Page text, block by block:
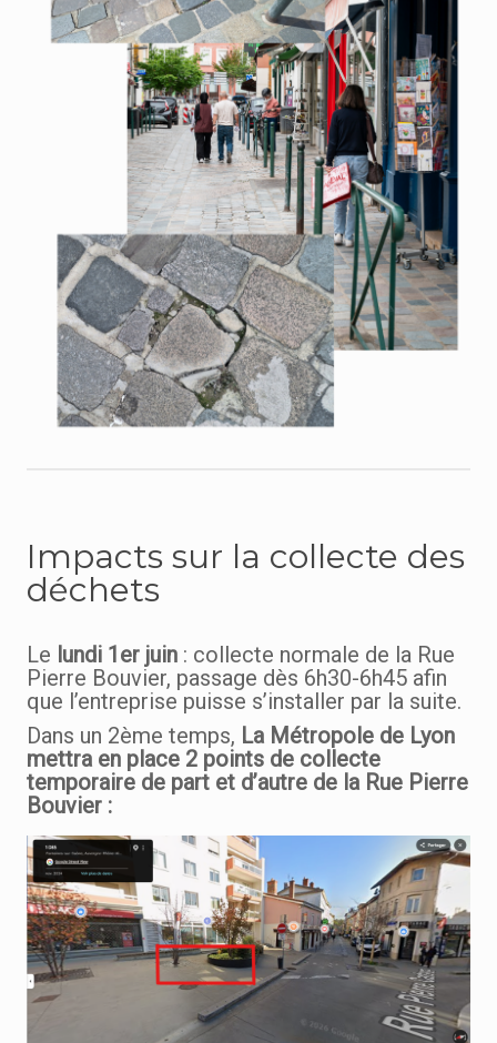
Impacts sur la collecte des
déchets
Le lundi 1er juin : collecte normale de la Rue
Pierre Bouvier, passage dès 6h30-6h45 afin
que l’entreprise puisse s’installer par la suite.
Dans un 2ème temps, La Métropole de Lyon
mettra en place 2 points de collecte
temporaire de part et d’autre de la Rue Pierre
Bouvier :